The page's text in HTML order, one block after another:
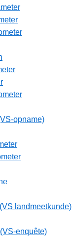
opname)
landmeetkunde)
enquête)